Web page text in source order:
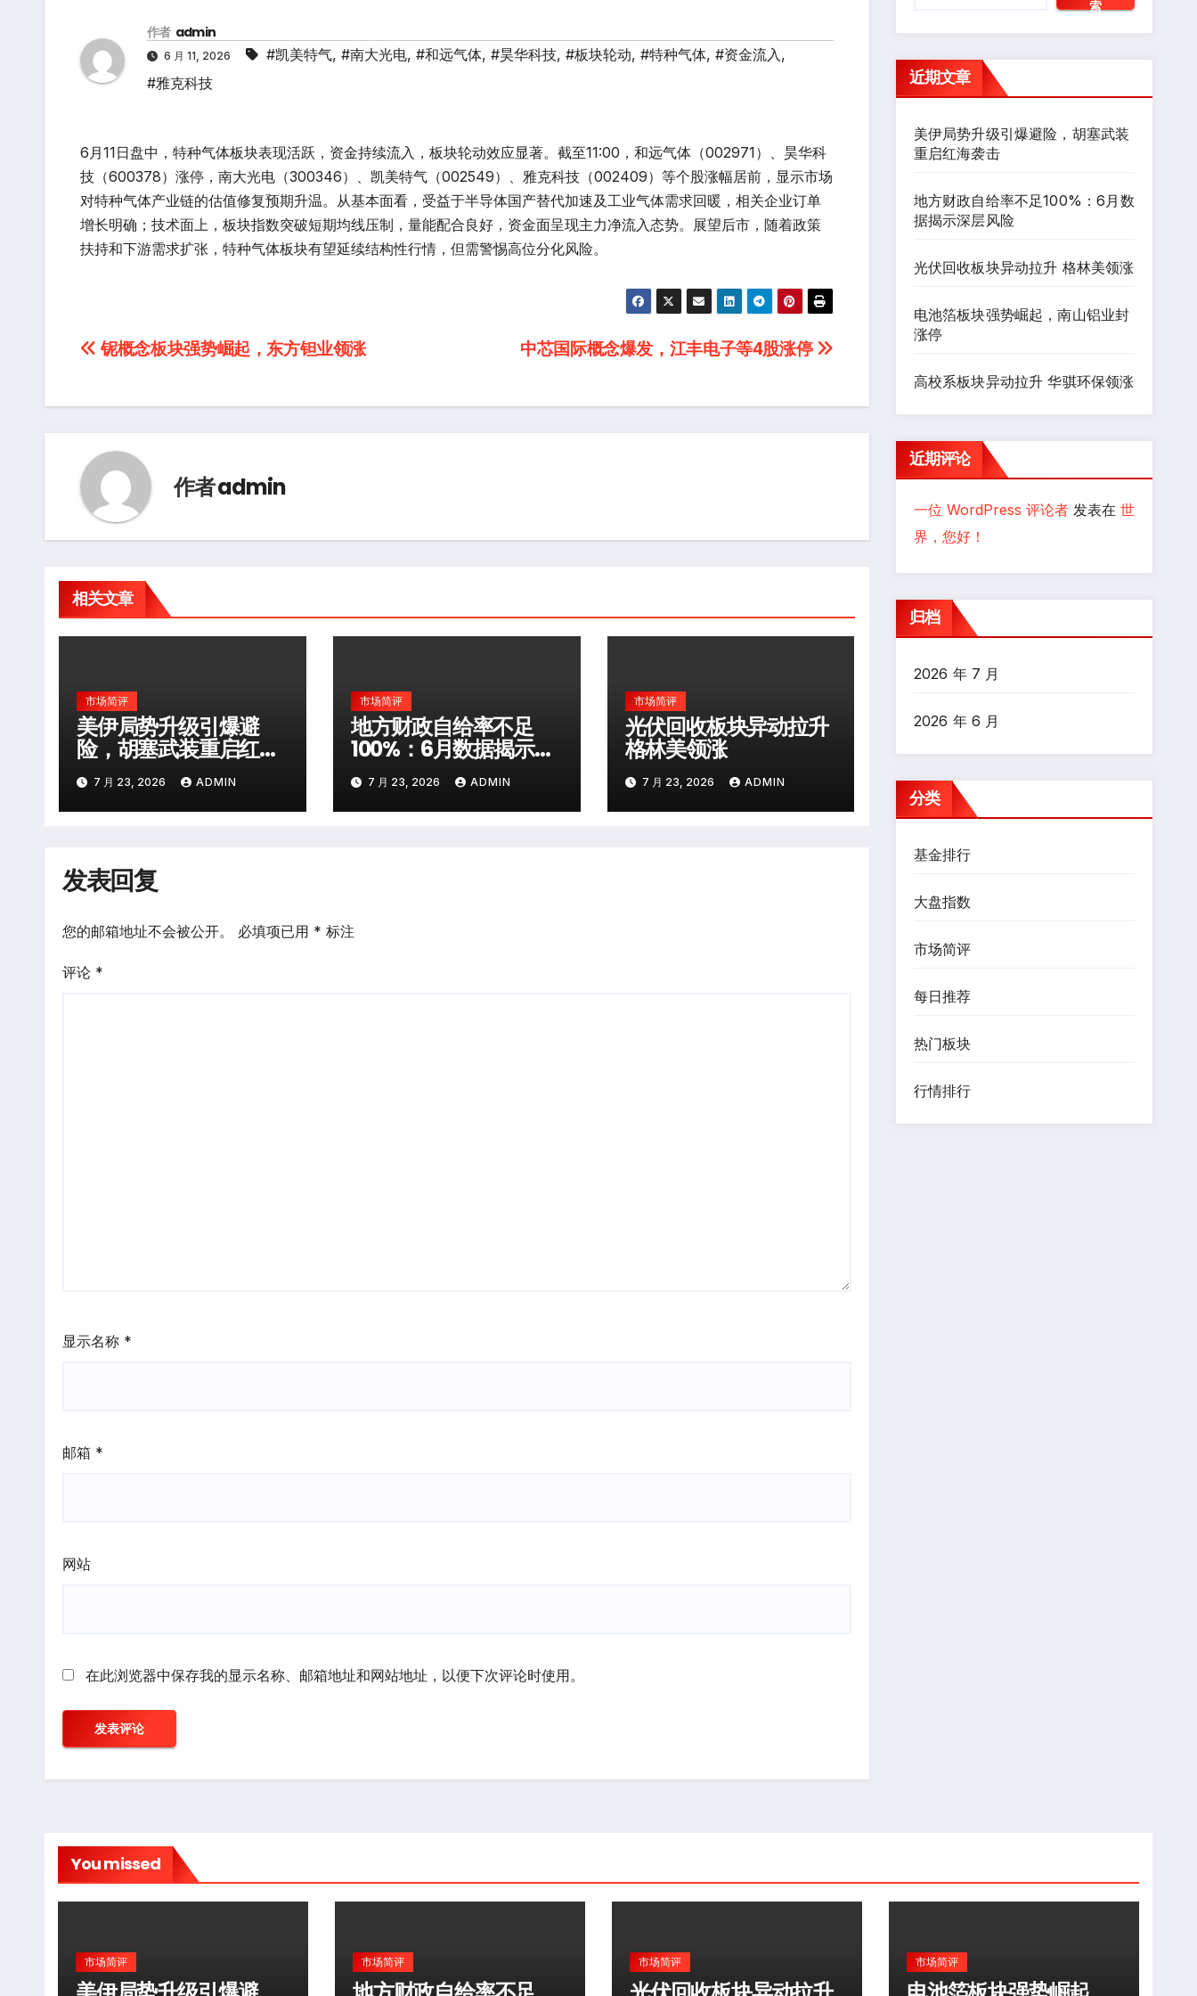
作者 admin
6 月 11, 2026 #凯美特气, #南大光电, #和远气体, #昊华科技, #板块轮动, #特种气体, #资金流入,
#雅克科技
6月11日盘中，特种气体板块表现活跃，资金持续流入，板块轮动效应显著。截至11:00，和远气体（002971）、昊华科
技（600378）涨停，南大光电（300346）、凯美特气（002549）、雅克科技（002409）等个股涨幅居前，显示市场
对特种气体产业链的估值修复预期升温。从基本面看，受益于半导体国产替代加速及工业气体需求回暖，相关企业订单
增长明确；技术面上，板块指数突破短期均线压制，量能配合良好，资金面呈现主力净流入态势。展望后市，随着政策
扶持和下游需求扩张，特种气体板块有望延续结构性行情，但需警惕高位分化风险。
文
航
中芯国际概念爆发，江丰电子等4股涨停
铌概念板块强势崛起，东方钽业领涨
作者admin
相关文章
市场简评
美伊局势升级引爆避
险，胡塞武装重启红海
袭击7 月 23, 2026 ADMIN
市场简评
地方财政自给率不足
100%：6月数据揭示深
层风险
7 月 23, 2026 ADMIN
市场简评
光伏回收板块异动拉升
格林美领涨
7 月 23, 2026 ADMIN
发表回复
您的邮箱地址不会被公开。 必填项已用 * 标注
评论 *
显示名称 *
邮箱 *
网站
在此浏览器中保存我的显示名称、邮箱地址和网站地址，以便下次评论时使用。
索
近期文章
美伊局势升级引爆避险，胡塞武装
重启红海袭击
地方财政自给率不足100%：6月数
据揭示深层风险
光伏回收板块异动拉升 格林美领涨
电池箔板块强势崛起，南山铝业封
涨停
高校系板块异动拉升 华骐环保领涨
近期评论
一位 WordPress 评论者发表在 世
界，您好！
归档
2026 年 7 月
2026 年 6 月
分类
基金排行
大盘指数
市场简评
每日推荐
热门板块
行情排行
You missed
市场简评 市场简评 市场简评 市场简评